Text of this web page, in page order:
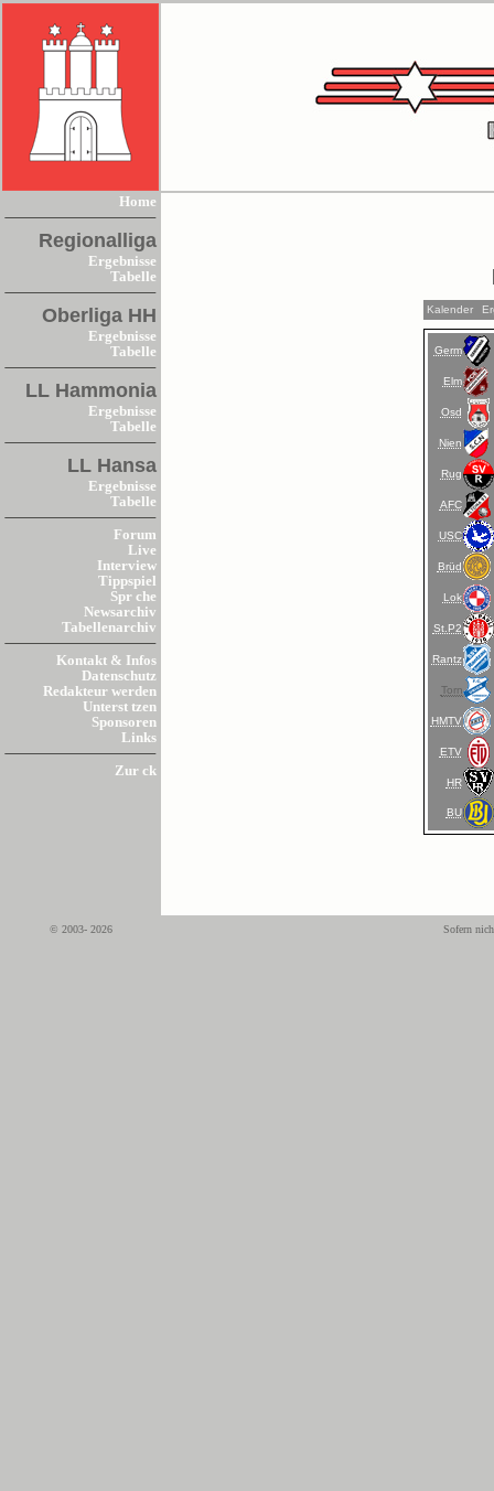
Home
Regionalliga
Ergebnisse
Tabelle
Oberliga HH
Ergebnisse
Tabelle
LL Hammonia
Ergebnisse
Tabelle
LL Hansa
Ergebnisse
Tabelle
Forum
Live
Interview
Tippspiel
Spr che
Newsarchiv
Tabellenarchiv
Kontakt & Infos
Datenschutz
Redakteur werden
Unterst tzen
Sponsoren
Links
Zur ck
Kalender
Germ
Elm
Osd
Nien
Rug
AFC
USC
Brüd
Lok
St.P2
Rantz
Torn
HMTV
ETV
HR
BU
© 2003- 2026 Sofern